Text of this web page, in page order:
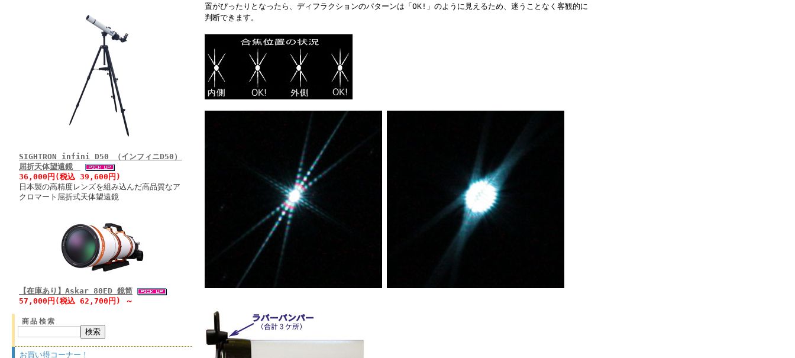
SIGHTRON infini D50 （インフィニD50）
屈折天体望遠鏡
36,000円(税込 39,600円)
日本製の高精度レンズを組み込んだ高品質なア
クロマート屈折式天体望遠鏡
【在庫あり】Askar 80ED 鏡筒
57,000円(税込 62,700円) ～
商品検索
お買い得コーナー！
置がぴったりとなったら、ディフラクションのパターンは「OK!」のように見えるため、迷うことなく客観的に
判断できます。